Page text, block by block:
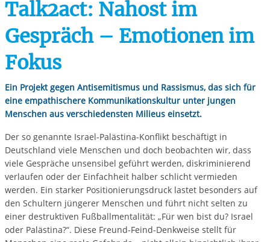
Talk2act: Nahost im
Gespräch – Emotionen im
Fokus
Ein Projekt gegen Antisemitismus und Rassismus, das sich für
eine empathischere Kommunikationskultur unter jungen
Menschen aus verschiedensten Milieus einsetzt.
Der so genannte Israel-Palästina-Konflikt beschäftigt in
Deutschland viele Menschen und doch beobachten wir, dass
viele Gespräche unsensibel geführt werden, diskriminierend
verlaufen oder der Einfachheit halber schlicht vermieden
werden. Ein starker Positionierungsdruck lastet besonders auf
den Schultern jüngerer Menschen und führt nicht selten zu
einer destruktiven Fußballmentalität: „Für wen bist du? Israel
oder Palästina?“. Diese Freund-Feind-Denkweise stellt für